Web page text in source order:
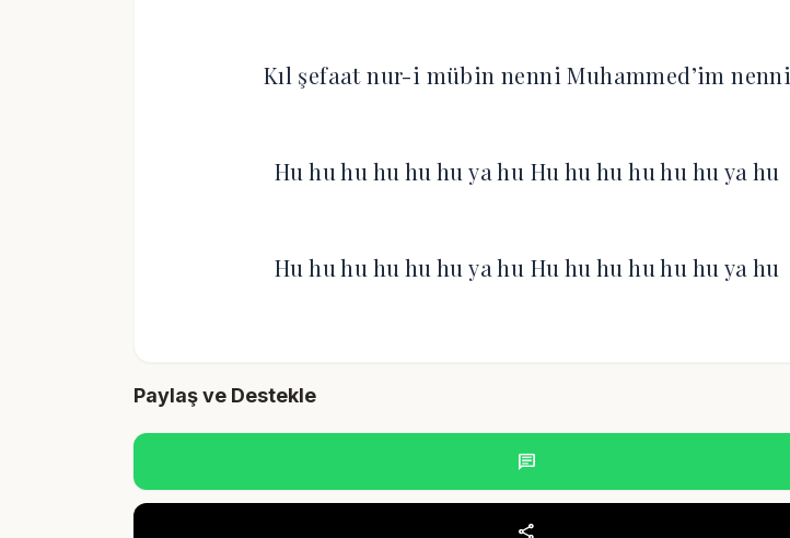
Kıl şefaat nur-i mübin nenni Muhammed’im nenni
Hu hu hu hu hu hu ya hu Hu hu hu hu hu hu ya hu
Hu hu hu hu hu hu ya hu Hu hu hu hu hu hu ya hu
Paylaş ve Destekle
chat
share